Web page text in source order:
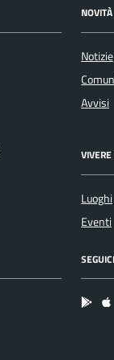
NOVITÀ
Notizie
Avvisi
Luoghi
Eventi
App